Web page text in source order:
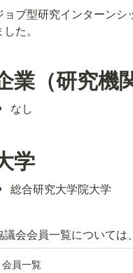
ョブ型研究インターン
した。
業（研究機
なし
学
総合研究大学院大学
議会会員一覧については
会員一覧